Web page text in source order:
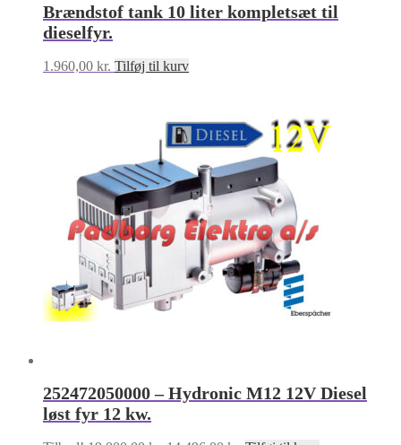
Brændstof tank 10 liter kompletsæt til
dieselfyr.
1.960,00 kr. Tilføj til kurv
252472050000 – Hydronic M12 12V Diesel
løst fyr 12 kw.